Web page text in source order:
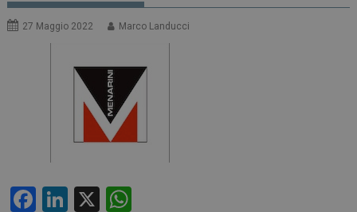
27 Maggio 2022 Marco Landucci
F
Li X